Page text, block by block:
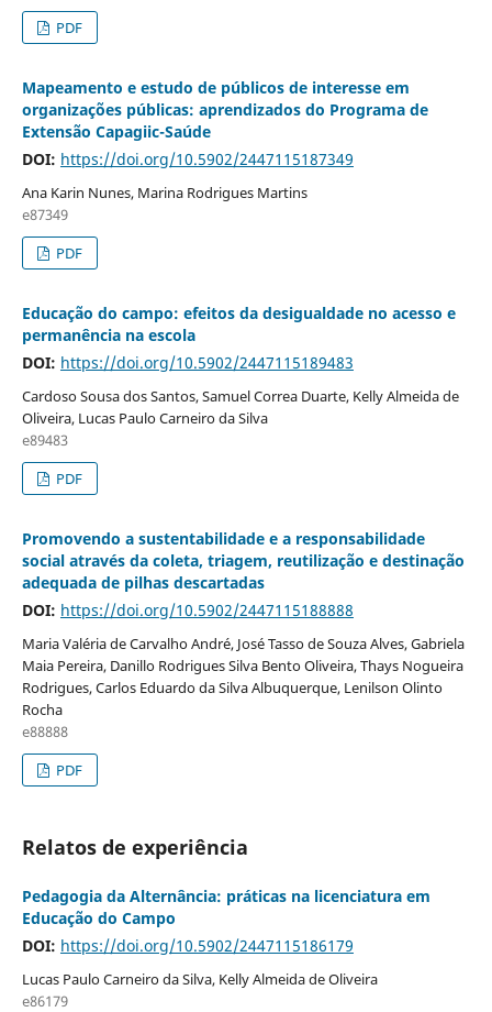
PDF
Mapeamento e estudo de públicos de interesse em
organizações públicas: aprendizados do Programa de
Extensão Capagiic-Saúde
DOI: https://doi.org/10.5902/2447115187349
Ana Karin Nunes, Marina Rodrigues Martins
e87349
PDF
Educação do campo: efeitos da desigualdade no acesso e
permanência na escola
DOI: https://doi.org/10.5902/2447115189483
Cardoso Sousa dos Santos, Samuel Correa Duarte, Kelly Almeida de
Oliveira, Lucas Paulo Carneiro da Silva
e89483
PDF
Promovendo a sustentabilidade e a responsabilidade
social através da coleta, triagem, reutilização e destinação
adequada de pilhas descartadas
DOI: https://doi.org/10.5902/2447115188888
Maria Valéria de Carvalho André, José Tasso de Souza Alves, Gabriela
Maia Pereira, Danillo Rodrigues Silva Bento Oliveira, Thays Nogueira
Rodrigues, Carlos Eduardo da Silva Albuquerque, Lenilson Olinto
Rocha
e88888
PDF
Relatos de experiência
Pedagogia da Alternância: práticas na licenciatura em
Educação do Campo
DOI: https://doi.org/10.5902/2447115186179
Lucas Paulo Carneiro da Silva, Kelly Almeida de Oliveira
e86179